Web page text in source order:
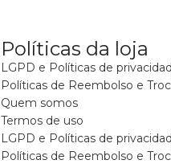
Políticas da loja
LGPD e Políticas de
Políticas de Reembolso e
Quem somos
Termos de uso
LGPD e Políticas de
Políticas de Reembolso e